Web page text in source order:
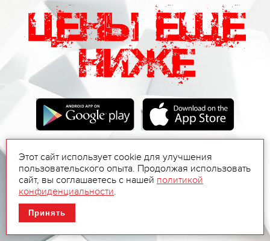
Этот сайт использует cookie для улучшения
пользовательского опыта. Продолжая использовать
сайт, вы соглашаетесь с нашей политикой
конфиденциальности.
Принять